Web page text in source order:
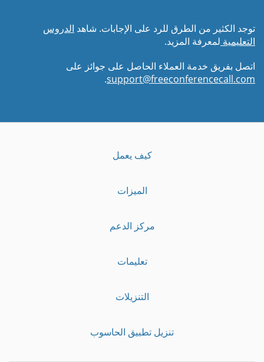
توجد الكثير من الطرق للرد على الإجابات. شاهد الدروس
التعليمية لمعرفة المزيد.
اتصل بفريق خدمة العملاء الحاصل على جوائز على
support@freeconferencecall.com
.
كيف يعمل
الميزات
مركز الدعم
تعليمات
التنزيلات
تنزيل تطبيق الحاسوب